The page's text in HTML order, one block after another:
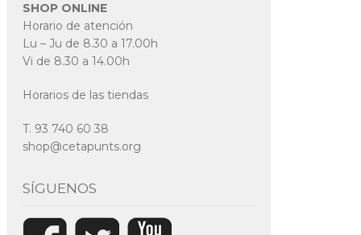
SHOP ONLINE
Horario de atención
Lu – Ju de 8.30 a 17.00h
Vi de 8.30 a 14.00h
Horarios de las tiendas
T. 93 740 60 38
shop@cetapunts.org
SÍGUENOS